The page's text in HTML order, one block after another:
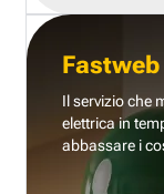
Il servizio che
elettrica in
abbassare i